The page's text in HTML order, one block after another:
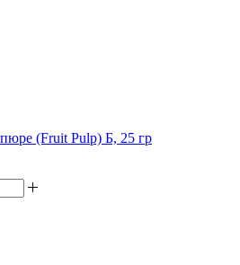
(Fruit Pulp) Б, 25 гр